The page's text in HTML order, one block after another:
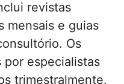
revistas
mensais e guias
Os
por especialistas
trimestralmente.